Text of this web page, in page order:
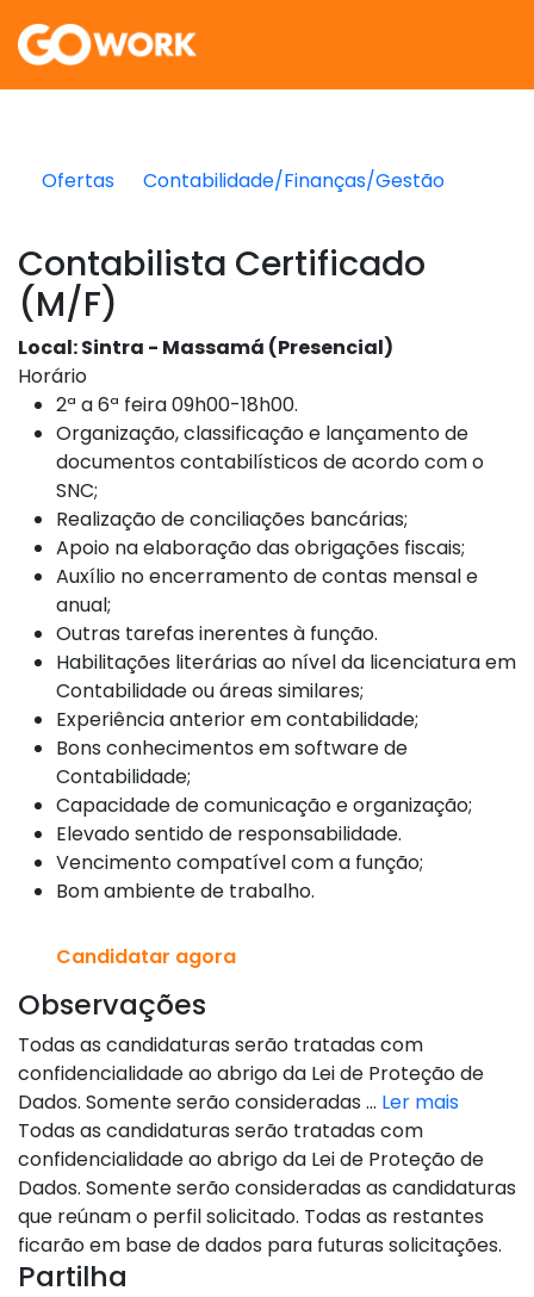
Ofertas Contabilidade/Finanças/Gestão
Contabilista Certificado
(M/F)
Local: Sintra - Massamá (Presencial)
Horário
2ª a 6ª feira 09h00-18h00.
Organização, classificação e lançamento de
documentos contabilísticos de acordo com o
SNC;
Realização de conciliações bancárias;
Apoio na elaboração das obrigações fiscais;
Auxílio no encerramento de contas mensal e
anual;
Outras tarefas inerentes à função.
Habilitações literárias ao nível da licenciatura em
Contabilidade ou áreas similares;
Experiência anterior em contabilidade;
Bons conhecimentos em software de
Contabilidade;
Capacidade de comunicação e organização;
Elevado sentido de responsabilidade.
Vencimento compatível com a função;
Bom ambiente de trabalho.
Candidatar agora
Observações
Todas as candidaturas serão tratadas com
confidencialidade ao abrigo da Lei de Proteção de
Dados. Somente serão consideradas ... Ler mais
Todas as candidaturas serão tratadas com
confidencialidade ao abrigo da Lei de Proteção de
Dados. Somente serão consideradas as candidaturas
que reúnam o perfil solicitado. Todas as restantes
ficarão em base de dados para futuras solicitações.
Partilha